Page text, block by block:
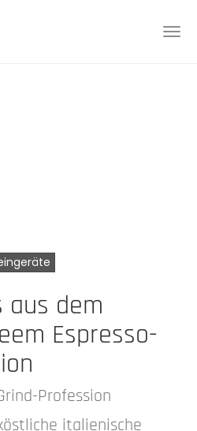
aus dem
Espresso-
Profession
italienische